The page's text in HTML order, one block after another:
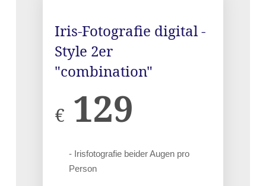
Iris-Fotografie digital -
Style 2er
"combination"
€ 129
- Irisfotografie beider Augen pro
Person